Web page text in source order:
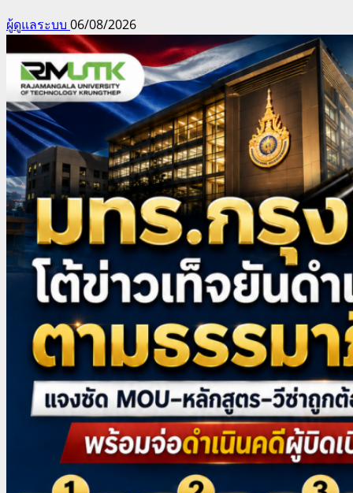
ผู้ดูแลระบบ 06/08/2026